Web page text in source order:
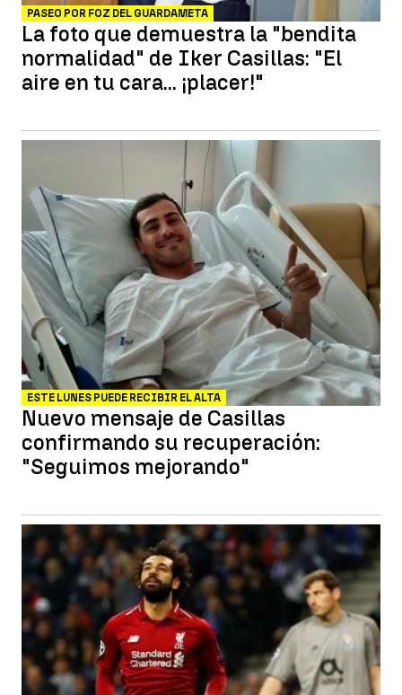
PASEO POR FOZ DEL GUARDAMETA
La foto que demuestra la "bendita
normalidad" de Iker Casillas: "El
aire en tu cara... ¡placer!"
ESTE LUNES PUEDE RECIBIR EL ALTA
Nuevo mensaje de Casillas
confirmando su recuperación:
"Seguimos mejorando"